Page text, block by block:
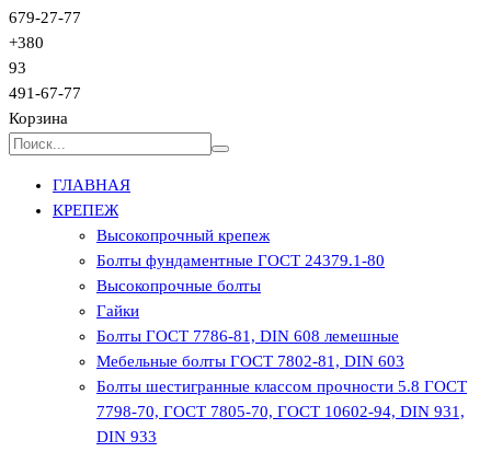
679-27-77
+380
93
491-67-77
Корзина
ГЛАВНАЯ
КРЕПЕЖ
Высокопрочный крепеж
Болты фундаментные ГОСТ 24379.1-80
Высокопрочные болты
Гайки
Болты ГОСТ 7786-81, DIN 608 лемешные
Мебельные болты ГОСТ 7802-81, DIN 603
Болты шестигранные классом прочности 5.8 ГОСТ
7798-70, ГОСТ 7805-70, ГОСТ 10602-94, DIN 931,
DIN 933